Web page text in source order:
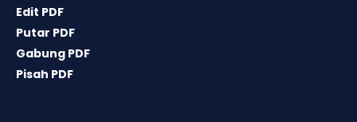
Edit PDF
Putar PDF
Gabung PDF
Pisah PDF